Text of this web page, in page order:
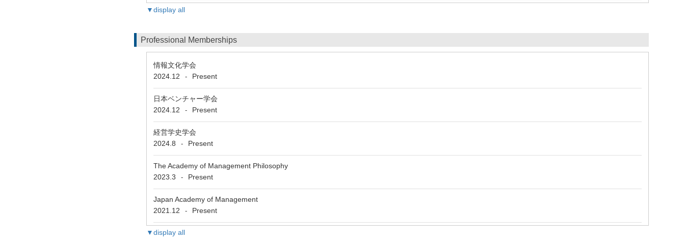
▼display all
Professional Memberships
情報文化学会
2024.12
- Present
日本ベンチャー学会
2024.12
- Present
経営学史学会
2024.8
- Present
The Academy of Management Philosophy
2023.3
- Present
Japan Academy of Management
2021.12
- Present
▼display all